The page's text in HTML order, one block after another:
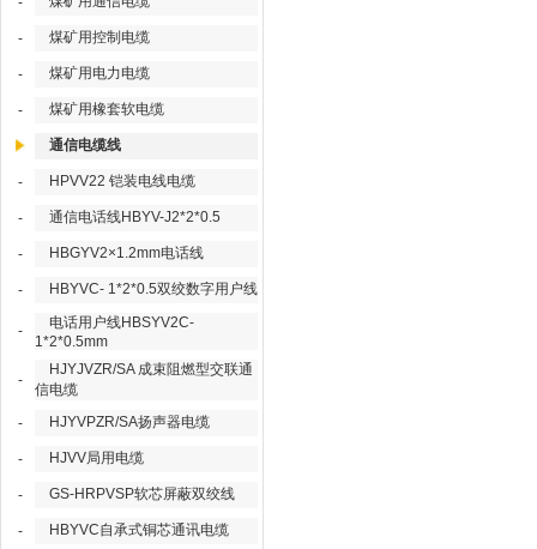
- 煤矿用控制电缆
- 煤矿用电力电缆
- 煤矿用橡套软电缆
通信电缆线
- HPVV22 铠装电线电缆
- 通信电话线HBYV-J2*2*0.5
- HBGYV2×1.2mm电话线
- HBYVC- 1*2*0.5双绞数字用户线
-
电话用户线HBSYV2C-
1*2*0.5mm
-
HJYJVZR/SA 成束阻燃型交联通
信电缆
-
HJYVPZR/SA扬声器电缆
- HJVV局用电缆
- GS-HRPVSP软芯屏蔽双绞线
- HBYVC自承式铜芯通讯电缆